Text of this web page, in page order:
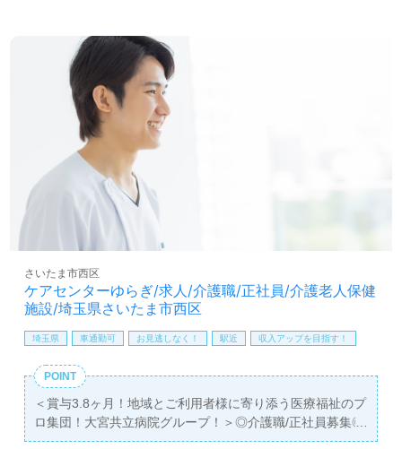
を込める』心地よい職場環境もおすすめポイント！『ご利
用者様の在宅復帰をサポートしたい』『介護知識や技術力
を高めたい』『施設形態や環境を変えて働きたい』等の方
も大歓迎です。次のステージは、葵会グループ様の一員と
してご活躍されませんか。募集詳細等、担当コンサルタン
トよりご案内します。お問い合わせも遠慮なくお願いしま
全国の求人ご紹介！医療/福祉業界の正社員/パート求人探
しは【ウィルオブ介護】＊求人情報収集、将来的に検討の
方も遠慮なく＊
LINE、メール、お電話などご希望に応じてお問い合わせ/ご
料サービスをご利用いただけます。＜非公開求人も取扱い
あり！＞"転職支援"のプロと一緒に転職活動！お問い合わ
せお待ちしております。
ケアセンターゆらぎ/求人/介護職/正社員/介護老人保健
施設/埼玉県さいたま市西区
さいたま市西区
埼玉県 車通勤可 お見逃しなく！ 駅近 収入アップを目指す！
POINT
＜賞与3.8ヶ月！地域とご利用者様に寄り添う医療福祉のプ
ロ集団！大宮共立病院グループ！＞◎介護職/正社員募集◎
【月給265,000円～290,000円】＊国家資格介護福祉士有資